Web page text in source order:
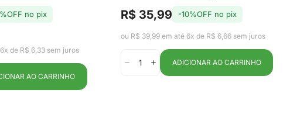
com Cesto
2,2L - Ou
no pix
de R$ 6,33 sem juros
AO CARRINHO
Marrom Amêndoa -
Ou
Preço
de
R$ 35,99
Preço
regular
-10%OFF no pix
ou R$ 39,99 em até 6x de R$ 6,66 sem juros
ADICIONAR AO CARRINHO